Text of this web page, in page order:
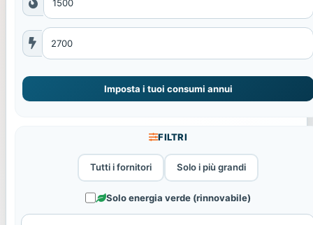
Imposta i tuoi consumi annui
FILTRI
Tutti i fornitori Solo i più grandi
Solo energia verde (rinnovabile)